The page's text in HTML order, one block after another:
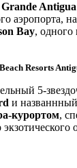
Grande
аэропорта,
Bay,
Resorts
5-
и
курортом,